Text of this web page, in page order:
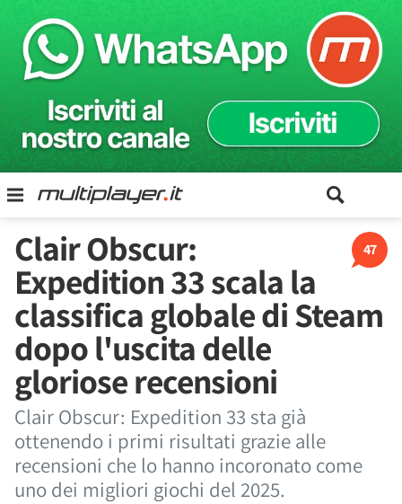
47
Clair Obscur:
Expedition 33 scala la
classifica globale di Steam
dopo l'uscita delle
gloriose recensioni
Clair Obscur: Expedition 33 sta già
ottenendo i primi risultati grazie alle
recensioni che lo hanno incoronato come
uno dei migliori giochi del 2025.